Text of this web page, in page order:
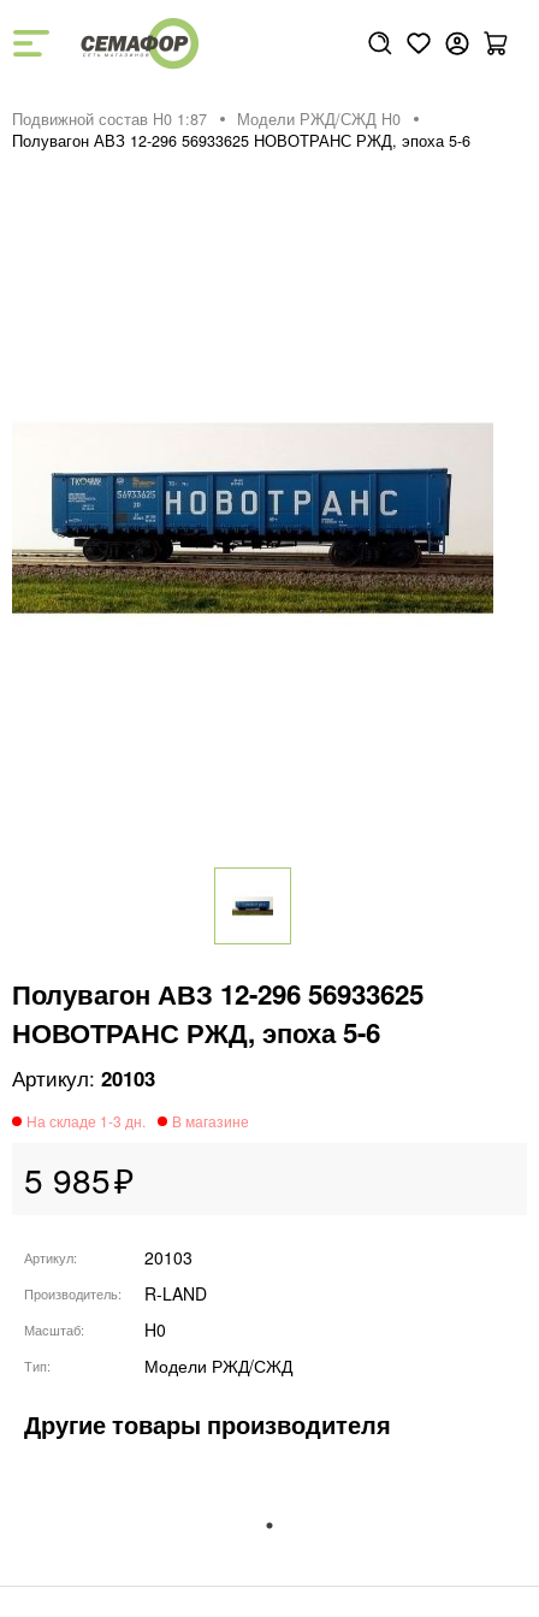
Подвижной состав H0 1:87
Модели РЖД/СЖД H0
Полувагон АВЗ 12-296 56933625 НОВОТРАНС РЖД, эпоха 5-6
Полувагон АВЗ 12-296 56933625
НОВОТРАНС РЖД, эпоха 5-6
20103
5 985
Артикул 20103
Производитель R-LAND
Масштаб H0
Тип Модели РЖД/СЖД